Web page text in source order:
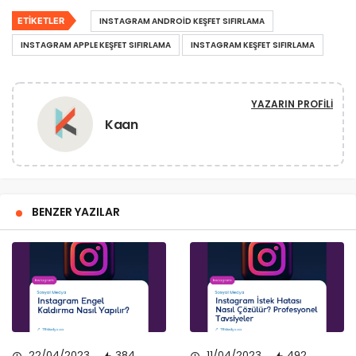
ETIKETLER
INSTAGRAM ANDROID KEŞFET SIFIRLAMA
INSTAGRAM APPLE KEŞFET SIFIRLAMA
INSTAGRAM KEŞFET SIFIRLAMA
Kaan
YAZARIN PROFILI
BENZER YAZILAR